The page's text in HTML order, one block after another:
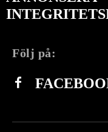
Följ på: